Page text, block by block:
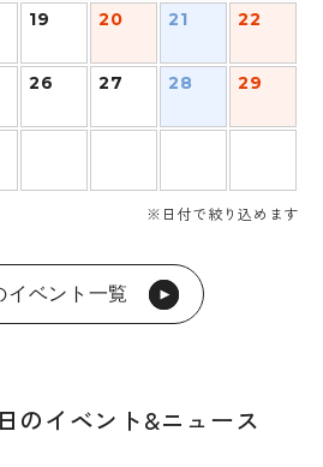
19 20 21 22
26 27 28 29
※日付で絞り込めます
ベント一覧
のイベント&ニュース